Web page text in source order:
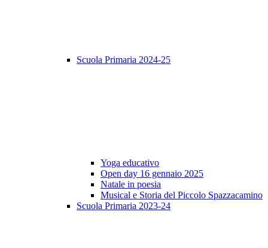
Scuola Primaria 2024-25
Yoga educativo
Open day 16 gennaio 2025
Natale in poesia
Musical e Storia del Piccolo Spazzacamino
Scuola Primaria 2023-24